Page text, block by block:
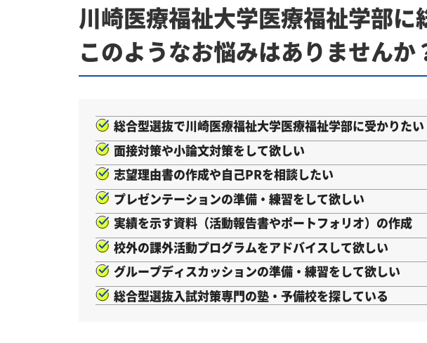
川崎医療福祉大学医療福祉学部
このようなお悩みはありませんか
総合型選抜で川崎医療福祉大学医療福祉学部に受かりたい
面接対策や小論文対策をして欲しい
志望理由書の作成や自己PRを相談したい
プレゼンテーションの準備・練習をして欲しい
実績を示す資料（活動報告書やポートフォリオ）の作成
校外の課外活動プログラムをアドバイスして欲しい
グループディスカッションの準備・練習をして欲しい
総合型選抜入試対策専門の塾・予備校を探している